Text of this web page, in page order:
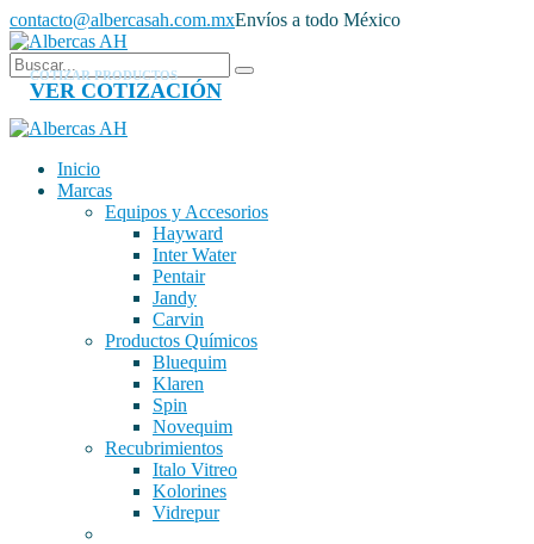
contacto@albercasah.com.mxEnvíos a todo México
COTIZAR PRODUCTOS
VER COTIZACIÓN
Inicio
Marcas
Equipos y Accesorios
Hayward
Inter Water
Pentair
Jandy
Carvin
Productos Químicos
Bluequim
Klaren
Spin
Novequim
Recubrimientos
Italo Vitreo
Kolorines
Vidrepur